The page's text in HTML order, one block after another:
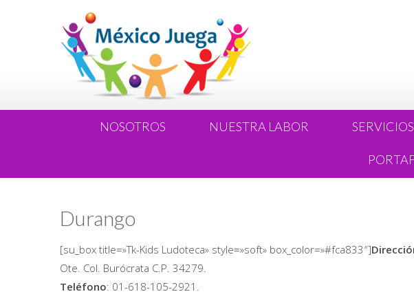
NOSOTROS NUESTRA LABOR
Durango
[su_box title=»Tk-Kids Ludoteca» style=»soft» box_color=»#fca833″]
Ote. Col. Burócrata C.P. 34279.
Teléfono: 01-618-105-2921.